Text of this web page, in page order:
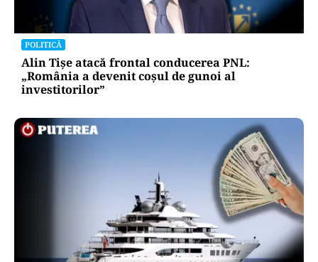
POLITICĂ
Alin Tișe atacă frontal conducerea PNL:
„România a devenit coșul de gunoi al
investitorilor”